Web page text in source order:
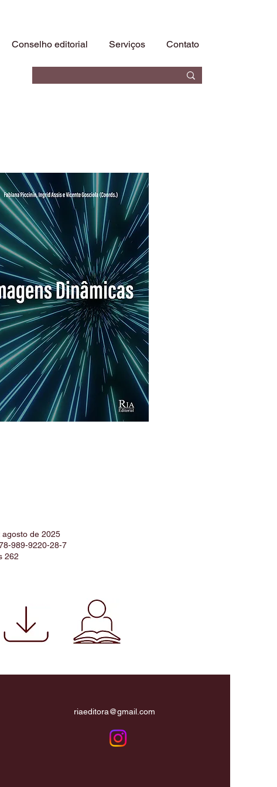
Conselho editorial Serviços Contato
agosto de 2025
989-9220-28-7
262
riaeditora@gmail.com